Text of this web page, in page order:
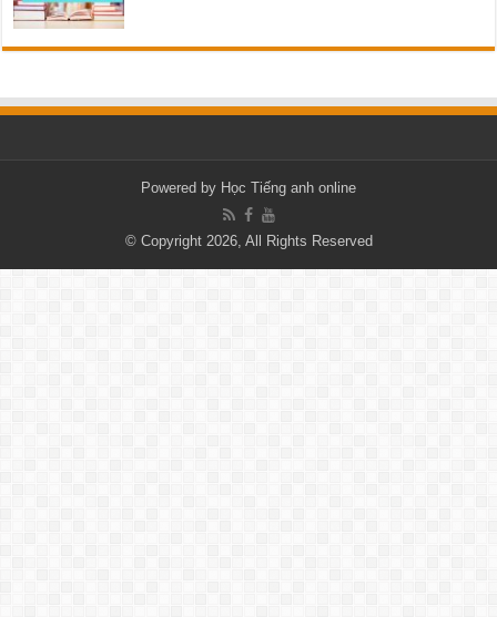
Powered by Học Tiếng anh online
© Copyright 2026, All Rights Reserved